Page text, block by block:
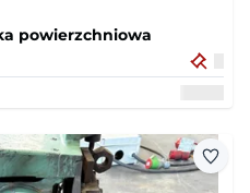
powierzchniowa